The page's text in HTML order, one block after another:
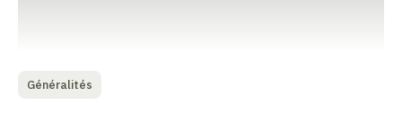
Généralités